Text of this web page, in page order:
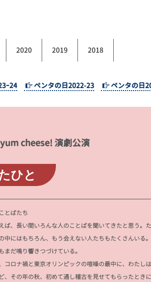
2020 2019 2018
ｰ24 ペンタの日2022-23 ペンタの日
cheese! 演劇公演
ひと
とばたち
ば、長い間いろんな人のことばを聞いてきたと思う。
中にはもちろん、もう会えない人たちもたくさんいる
まだ鳴り響きつづけている。
コロナ禍と東京オリンピックの喧噪の最中に、わたし
、その年の秋、初めて通し稽古を見せてもらったとき